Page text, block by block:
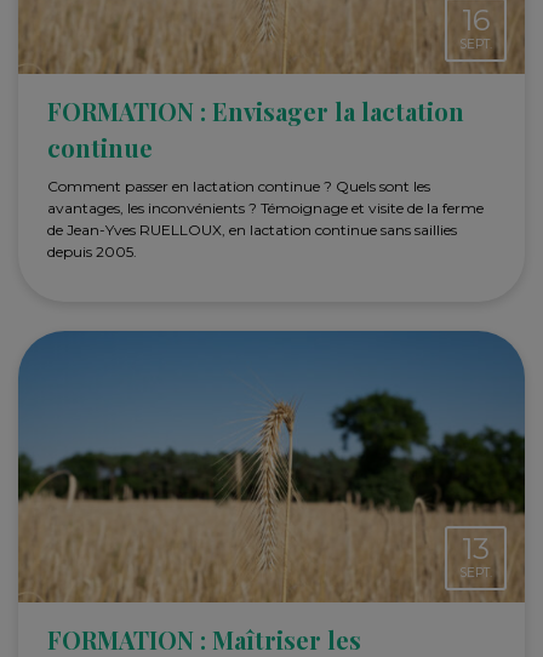
16
SEPT.
FORMATION : Envisager la lactation
continue
Comment passer en lactation continue ? Quels sont les
avantages, les inconvénients ? Témoignage et visite de la ferme
de Jean-Yves RUELLOUX, en lactation continue sans saillies
depuis 2005.
13
SEPT.
FORMATION : Maîtriser les